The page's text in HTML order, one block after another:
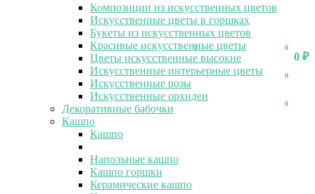
0
0 ₽
0
0
0
Композиции из искусственных цветов
Искусственные цветы в горшках
Букеты из искусственных цветов
Красивые искусственные цветы
Цветы искусственные высокие
Искусственные интерьерные цветы
Искусственные розы
Искусственные орхидеи
Декоративные бабочки
Кашпо
Кашпо
Напольные кашпо
Кашпо горшки
Керамические кашпо